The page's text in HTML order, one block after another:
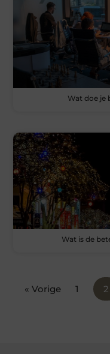
Wat doe je
Wat is de
« Vorige 1 2